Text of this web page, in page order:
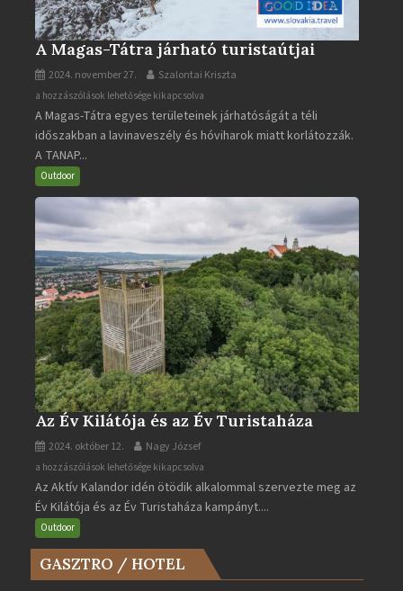
A Magas-Tátra járható turistaútjai
2024. november 27. Szalontai Kriszta
A
Magas-
Tátra
járható
turistaútjai
a hozzászólások lehetősége kikapcsolva
A Magas-Tátra egyes területeinek járhatóságát a téli
időszakban a lavinaveszély és hóviharok miatt korlátozzák.
A TANAP...
Outdoor
Az Év Kilátója és az Év Turistaháza
2024. október 12. Nagy József
Az
Év
Kilátója
és
az
Év
a hozzászólások lehetősége kikapcsolva
Az Aktív Kalandor idén ötödik alkalommal szervezte meg az
Év Kilátója és az Év Turistaháza kampányt....
Outdoor
GASZTRO / HOTEL